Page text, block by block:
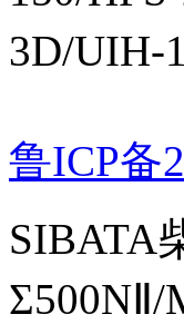
3D/UIH-
鲁ICP备
SIBATA
Σ500NⅡ/